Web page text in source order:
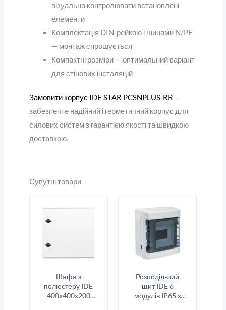
візуально контролювати встановлені
елементи
Комплектація DIN-рейкою і шинами N/PE
— монтаж спрощується
Компактні розміри — оптимальний варіант
для стінових інсталяцій
Замовити корпус IDE STAR PCSNPLUS-RR—
забезпечте надійний і герметичний корпус для
силових систем з гарантією якості та швидкою
доставкою.
Супутні товари
Шафа з
поліестеру IDE
400x400x200
Розподільчий
щит IDE 6
модулів IP65 з